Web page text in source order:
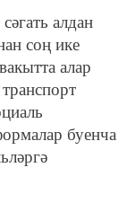
алдан
соң ике
алар
буенча